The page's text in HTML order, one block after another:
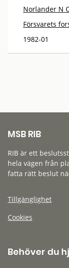
Norlander N
Försvarets
1982-01
MSB RIB
RIB är ett
hela vägen från
fatta rätt beslut
Tillgänglighet
Cookies
Behöver du